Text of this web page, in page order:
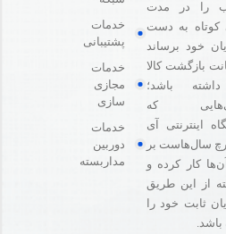
را در مدت
کوتاه به دست
خود برساند
بازگشت کالا
باشد؛
که
اینترنتی آی
سال‌هاست بر
کار کرده و
از این طریق
ثابت خود را
خدمات
پشتیبانی
خدمات
مجازی
سازی
خدمات
دوربین
مداربسته